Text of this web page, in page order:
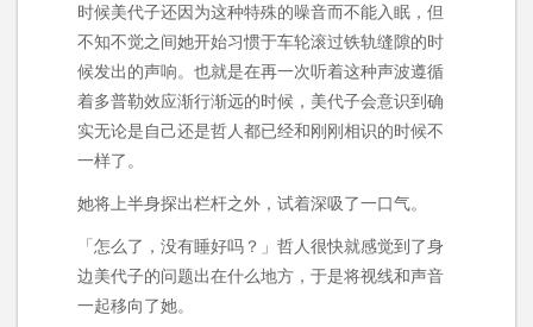
时候美代子还因为这种特殊的噪音而不能入眠，但
不知不觉之间她开始习惯于车轮滚过铁轨缝隙的时
候发出的声响。也就是在再一次听着这种声波遵循
着多普勒效应渐行渐远的时候，美代子会意识到确
实无论是自己还是哲人都已经和刚刚相识的时候不
一样了。
她将上半身探出栏杆之外，试着深吸了一口气。
「怎么了，没有睡好吗？」哲人很快就感觉到了身
边美代子的问题出在什么地方，于是将视线和声音
一起移向了她。